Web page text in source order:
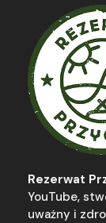
Rezerwat
YouTube,
uważny i